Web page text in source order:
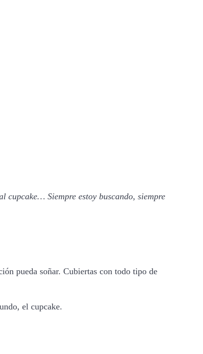
cupcake… Siempre estoy buscando, siempre
pueda soñar. Cubiertas con todo tipo de
el cupcake.